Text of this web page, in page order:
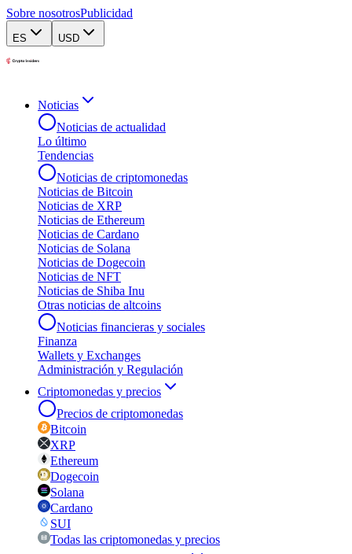
Sobre nosotrosPublicidad
ES USD
Noticias
Noticias de actualidad
Lo último
Tendencias
Noticias de criptomonedas
Noticias de Bitcoin
Noticias de XRP
Noticias de Ethereum
Noticias de Cardano
Noticias de Solana
Noticias de Dogecoin
Noticias de NFT
Noticias de Shiba Inu
Otras noticias de altcoins
Noticias financieras y sociales
Finanza
Wallets y Exchanges
Administración y Regulación
Criptomonedas y precios
Precios de criptomonedas
Bitcoin
XRP
Ethereum
Dogecoin
Solana
Cardano
SUI
Todas las criptomonedas y precios